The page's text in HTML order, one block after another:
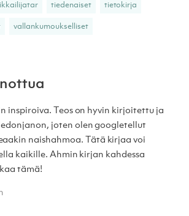
tiedenaiset tietokirja
vallankumoukselliset
inspiroiva. Teos on hyvin kirjoitettu ja
joten olen googletellut
naishahmoa. Tätä kirjaa voi
kaikille. Ahmin kirjan kahdessa
tämä!